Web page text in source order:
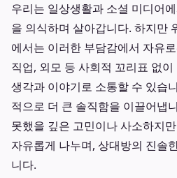
우리는 일상생활과 소셜 미디어
을 의식하며 살아갑니다. 하지
에서는 이러한 부담감에서 자유
직업, 외모 등 사회적 꼬리표 없
생각과 이야기로 소통할 수 있습
적으로 더 큰 솔직함을 이끌어냅
못했을 깊은 고민이나 사소하지
자유롭게 나누며, 상대방의 진솔
니다.